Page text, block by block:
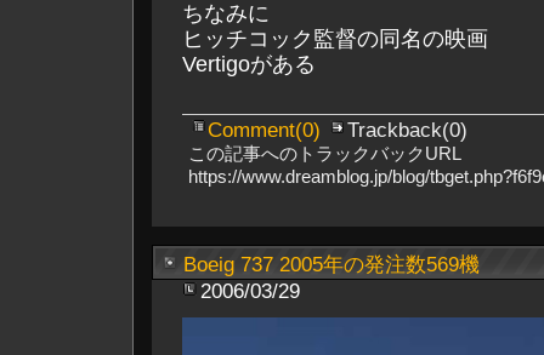
ちなみに
ヒッチコック監督の同名の映画
Vertigoがある
Comment(0) Trackback(0)
この記事へのトラックバックURL
https://www.dreamblog.jp/blog/
Boeig 737 2005年の発注数569機
2006/03/29